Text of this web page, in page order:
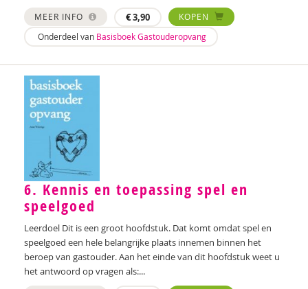
Lien Van Laere
Liesbeth Lambert
Irma Land
Leontien Noorlander
Mandy Pijl
Elke van Riel
Ellen Rutgeerts
Wilma Schepers
Pauline Slot
Ann Steverlynck
MEER INFO €3,90
KOPEN
Onderdeel van Basisboek Gastouderopvang
6. Kennis en toepassing spel en
speelgoed
Leerdoel Dit is een groot hoofdstuk. Dat komt omdat spel en
speelgoed een hele belangrijke plaats innemen binnen het
beroep van gastouder. Aan het einde van dit hoofdstuk weet u
het antwoord op vragen als:...